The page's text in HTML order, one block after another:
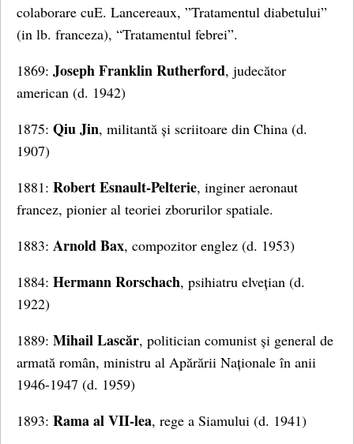
colaborare cuE. Lancereaux, ”Tratamentul diabetului”
(in lb. franceza), “Tratamentul febrei”.
1869: Joseph Franklin Rutherford, judecător
american (d. 1942)
1875: Qiu Jin, militantă și scriitoare din China (d.
1907)
1881: Robert Esnault-Pelterie, inginer aeronaut
francez, pionier al teoriei zborurilor spatiale.
1883: ArnoldBax, compozitor englez (d. 1953)
1884: Hermann Rorschach, psihiatru elvețian (d.
1922)
1889: Mihail Lascăr, politician comunist și general de
armată român, ministru al Apărării Naționale în anii
1946-1947 (d. 1959)
1893: Rama al VII-lea, rege a Siamului (d. 1941)